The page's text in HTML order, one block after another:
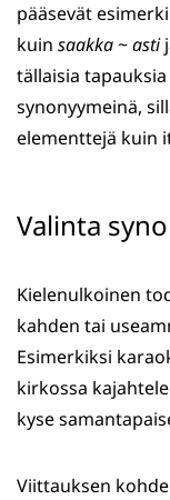
pääsevät
kuin saakka~asti
tällaisia
synonyymeinä,
elementtejä kuin
Valinta
Kielenulkoinen
kahden tai
Esimerkiksi
kirkossa
kyse
Viittauksen